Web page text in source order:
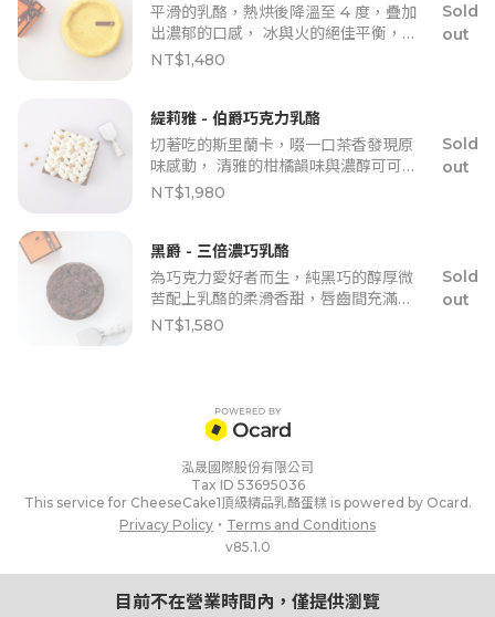
平滑的乳酪，熱烘後降溫至 4 度，疊加
出濃郁的口感， 冰與火的絕佳平衡，誘
發原使乳酪香氣，豐富味蕾。
NT$1,480
Sold
out
緹莉雅 - 伯爵巧克力乳酪
切著吃的斯里蘭卡，啜一口茶香發現原
味感動， 清雅的柑橘韻味與濃醇可可融
合，乘上那法式香緹 那ㄧ濃ㄧ淡，質感
NT$1,980
Sold
out
黑爵 - 三倍濃巧乳酪
為巧克力愛好者而生，純黑巧的醇厚微
苦配上乳酪的柔滑香甜，唇齒間充滿黑
巧濃香與乳酪綿密的豐滿滋味。
NT$1,580
Sold
out
泓晟國際股份有限公司
Tax ID 53695036
This service for CheeseCake1頂級精品乳酪蛋糕 is powered by Ocard.
Privacy Policy ・ Terms and Conditions
v85.1.0
目前不在營業時間內，僅提供瀏覽